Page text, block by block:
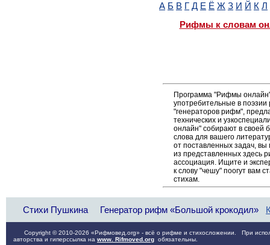
А Б В Г Д Е Ё Ж З И Й К Л
Рифмы к словам
Программа "Рифмы
употребительные в
"генераторов рифм",
технических и
онлайн" собирают в своей
слова для вашего
от поставленных задач,
из представленных здесь
ассоциация. Ищите и
к слову "чешу" поогут вам
стихам.
Стихи Пушкина Генератор рифм «Большой крокодил»
Copyright © 2010-2026 «Рифмовед.org» - всё о рифме и стихосложении. При
авторства и гиперссылка на www. Rifmoved.org обязательны.